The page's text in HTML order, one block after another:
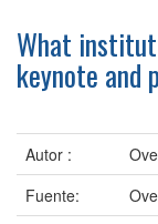
What
keynote and
Autor :
Fuente: